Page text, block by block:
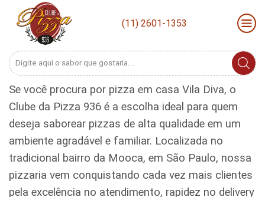
(11) 2601-1353
Search
Se você procura por pizza em casa Vila Diva, o
Clube da Pizza 936 é a escolha ideal para quem
deseja saborear pizzas de alta qualidade em um
ambiente agradável e familiar. Localizada no
tradicional bairro da Mooca, em São Paulo, nossa
pizzaria vem conquistando cada vez mais clientes
pela excelência no atendimento, rapidez no delivery